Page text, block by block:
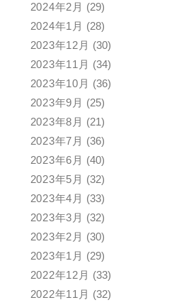
2024年2月 (29)
2024年1月 (28)
2023年12月 (30)
2023年11月 (34)
2023年10月 (36)
2023年9月 (25)
2023年8月 (21)
2023年7月 (36)
2023年6月 (40)
2023年5月 (32)
2023年4月 (33)
2023年3月 (32)
2023年2月 (30)
2023年1月 (29)
2022年12月 (33)
2022年11月 (32)